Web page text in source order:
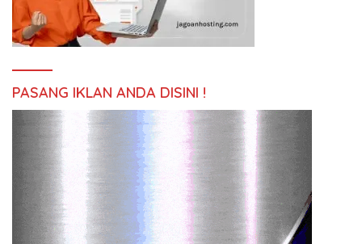
PASANG IKLAN ANDA DISINI !